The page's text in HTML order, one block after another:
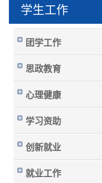
学生工作
团学工作
思政教育
心理健康
学习资助
创新就业
就业工作